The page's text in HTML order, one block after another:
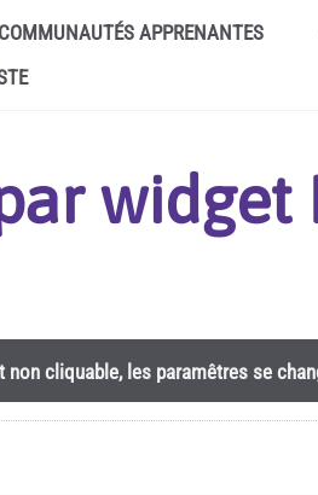
COMMUNAUTÉS APPRENANTES
widget
non cliquable, les paramêtres se